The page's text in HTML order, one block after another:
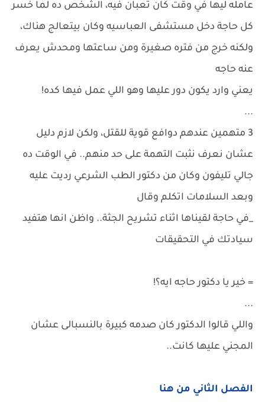
عامله ليها في وقت كان تعبان فيه، الشخص ده لما خسر
كل حاجة دخل مستشفى العباسيه وكان بيتعالج هناك،
ولكنه خرج من فتره صغيرة ومن ساعتها ومحدش يعرف
عنه حاجه
يعني وارد يكون دور عليها وهو اللي عمل فيها كده!
...
3 متهمين عندهم دوافع قوية للقتل، ولكن لازم دليل
عشان نعرف نثبت التهمة على حد منهم.. في الوقت ده
جالي تليفون وكان من دكتور الطب الشرعي رديت عليه
وبعد السلامات اتكلم وقال
_في حاجة لقيناها اثناء تشريح الجثة.. واظن انها هتفيد
سيادتك في التحقيقات
= خير يا دكتور حاجه ايه؟!
...
واللي قالوا الدكتور كان صدمه كبيرة بالنسبالى عشان
المجني عليها كانت..
الفصل الثاني من هنا